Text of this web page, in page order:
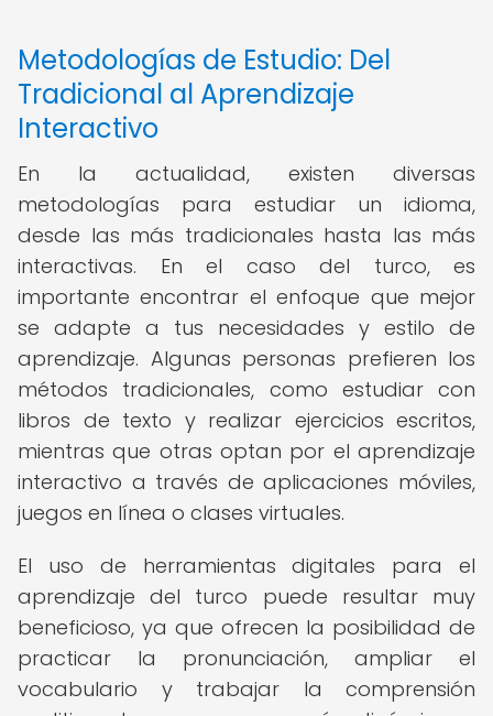
Metodologías de Estudio: Del
Tradicional al Aprendizaje
Interactivo
En la actualidad, existen diversas
metodologías para estudiar un idioma,
desde las más tradicionales hasta las más
interactivas. En el caso del turco, es
importante encontrar el enfoque que mejor
se adapte a tus necesidades y estilo de
aprendizaje. Algunas personas prefieren los
métodos tradicionales, como estudiar con
libros de texto y realizar ejercicios escritos,
mientras que otras optan por el aprendizaje
interactivo a través de aplicaciones móviles,
juegos en línea o clases virtuales.
El uso de herramientas digitales para el
aprendizaje del turco puede resultar muy
beneficioso, ya que ofrecen la posibilidad de
practicar la pronunciación, ampliar el
vocabulario y trabajar la comprensión